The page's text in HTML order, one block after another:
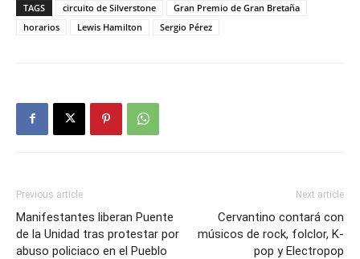
TAGS circuito de Silverstone
Gran Premio de Gran Bretaña
horarios
Lewis Hamilton Sergio Pérez
Previous article
Manifestantes liberan Puente
de la Unidad tras protestar por
abuso policiaco en el Pueblo
Next article
Cervantino contará con
músicos de rock, folclor, K-
pop y Electropop